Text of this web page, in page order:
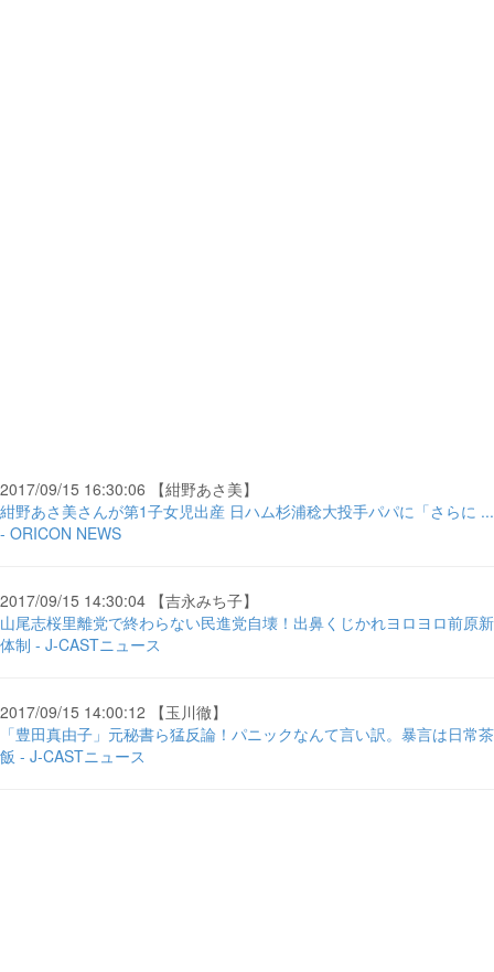
2017/09/15 16:30:06 【紺野あさ美】
紺野あさ美さんが第1子女児出産 日ハム杉浦稔大投手パパに「さらに ...
- ORICON NEWS
2017/09/15 14:30:04 【吉永みち子】
山尾志桜里離党で終わらない民進党自壊！出鼻くじかれヨロヨロ前原新
体制 - J-CASTニュース
2017/09/15 14:00:12 【玉川徹】
「豊田真由子」元秘書ら猛反論！パニックなんて言い訳。暴言は日常茶
飯 - J-CASTニュース